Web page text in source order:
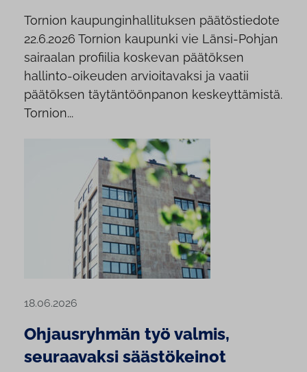
Tornion kaupunginhallituksen päätöstiedote
22.6.2026 Tornion kaupunki vie Länsi-Pohjan
sairaalan profiilia koskevan päätöksen
hallinto-oikeuden arvioitavaksi ja vaatii
päätöksen täytäntöönpanon keskeyttämistä.
Tornion...
18.06.2026
Ohjausryhmän työ valmis,
seuraavaksi säästökeinot